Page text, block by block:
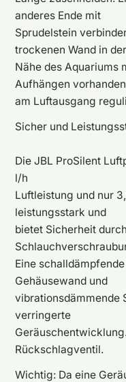
anderes Ende mit
Sprudelstein
trockenen Wand in der
Nähe des Aquariums
Aufhängen
am Luftausgang
Sicher und
Die JBL ProSilent
l/h
Luftleistung und nur
leistungsstark und
bietet Sicherheit
Eine
Gehäusewand und
vibrationsdämmende
verringerte
Rückschlagventil.
Wichtig: Da eine